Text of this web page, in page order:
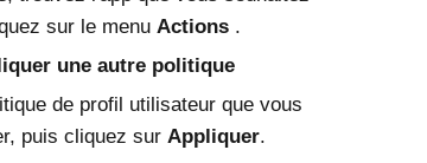
sur le menu Actions.
une autre politique
de profil utilisateur que vous
puis cliquez sur Appliquer.